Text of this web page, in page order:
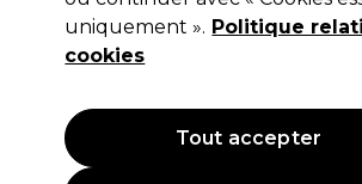
Filters
uniquement ». Politique
cookies
Tout accepter